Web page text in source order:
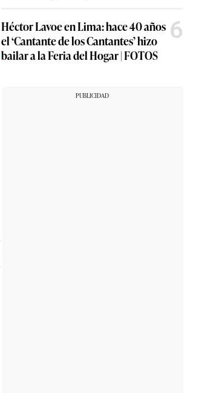
Héctor Lavoe en Lima: hace 40 años
el ‘Cantante de los Cantantes’ hizo
bailar a la Feria del Hogar | FOTOS
6